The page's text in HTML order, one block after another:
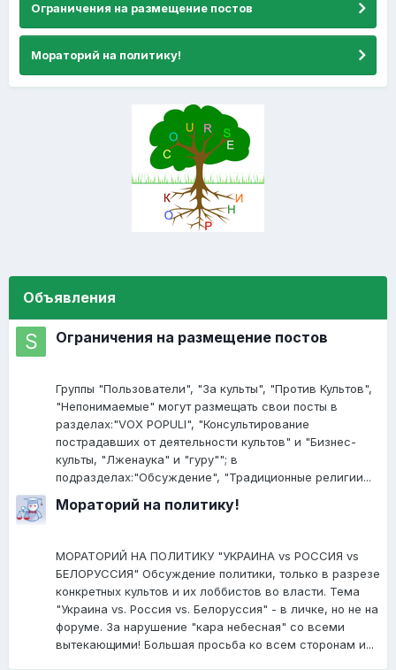
Ограничения на размещение постов
Мораторий на политику!
Объявления
Ограничения на размещение постов
Группы "Пользователи", "За культы", "Против Культов",
"Непонимаемые" могут размещать свои посты в
разделах:"VOX POPULI", "Консультирование
пострадавших от деятельности культов" и "Бизнес-
культы, "Лженаука" и "гуру""; в
подразделах:"Обсуждение", "Традиционные религии...
Мораторий на политику!
МОРАТОРИЙ НА ПОЛИТИКУ "УКРАИНА vs РОССИЯ vs
БЕЛОРУССИЯ" Обсуждение политики, только в разрезе
конкретных культов и их лоббистов во власти. Тема
"Украина vs. Россия vs. Белоруссия" - в личке, но не на
форуме. За нарушение "кара небесная" со всеми
вытекающими! Большая просьба ко всем сторонам и...